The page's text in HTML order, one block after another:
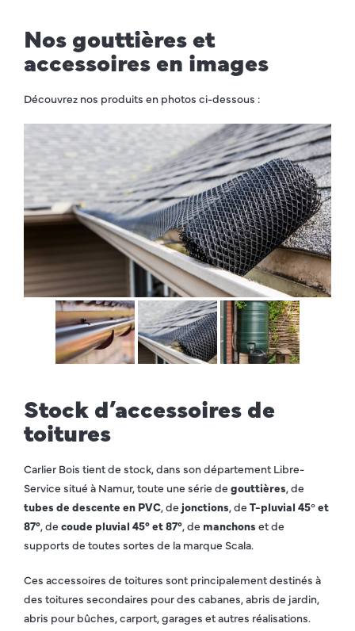
Nos gouttières et
accessoires en images
Découvrez nos produits en photos ci-dessous :
Stock d’accessoires de
toitures
Carlier Bois tient de stock, dans son département Libre-
Service situé à Namur, toute une série de gouttières, de
tubes de descente en PVC, de jonctions, de T-pluvial 45°et
87°, de coude pluvial 45° et 87°, de manchons et de
supports de toutes sortes de la marque Scala.
Ces accessoires de toitures sont principalement destinés à
des toitures secondaires pour des cabanes, abris de jardin,
abris pour bûches, carport, garages et autres réalisations.